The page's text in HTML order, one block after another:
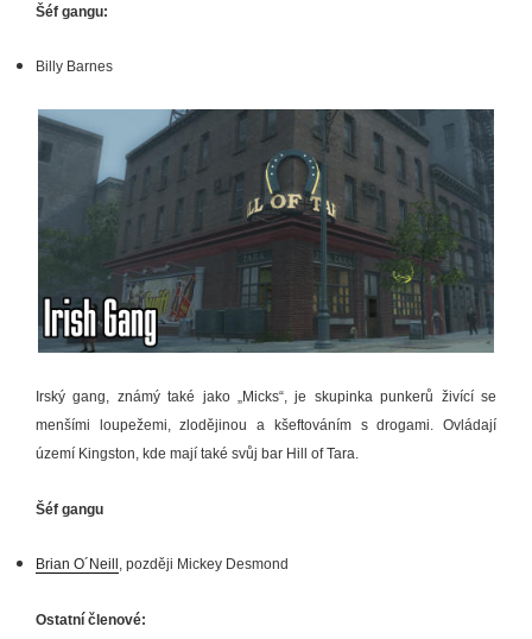
Šéf gangu:
Billy Barnes
Irský gang, známý také jako „Micks“, je skupinka punkerů živící se
menšími loupežemi, zlodějinou a kšeftováním s drogami. Ovládají
území Kingston, kde mají také svůj bar Hill of Tara.
Šéf gangu
Brian O´Neill , později Mickey Desmond
Ostatní členové: